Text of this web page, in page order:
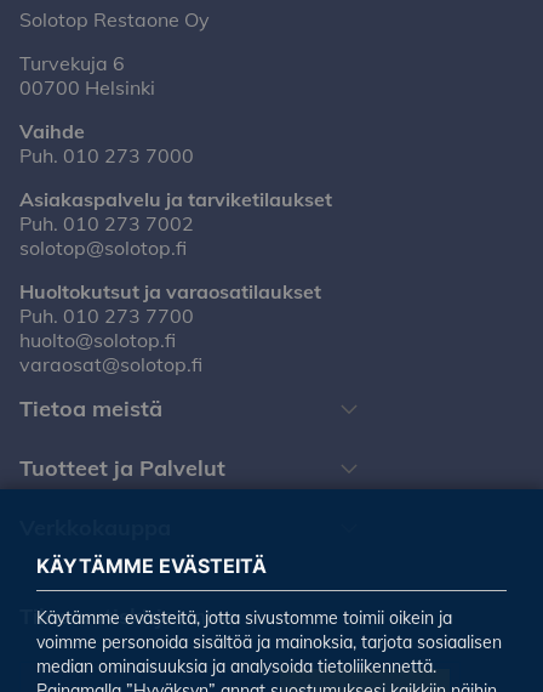
Solotop Restaone Oy
Turvekuja 6
00700 Helsinki
Vaihde
Puh. 010 273 7000
Asiakaspalvelu ja tarviketilaukset
Puh. 010 273 7002
solotop@solotop.fi
Huoltokutsut ja varaosatilaukset
Puh. 010 273 7700
huolto@solotop.fi
varaosat@solotop.fi
Tietoa meistä
Tuotteet ja Palvelut
Tilaa uutiskirjeemme
KÄYTÄMME EVÄSTEITÄ
Käytämme evästeitä, jotta sivustomme toimii oikein ja
voimme personoida sisältöä ja mainoksia, tarjota sosiaalisen
median ominaisuuksia ja analysoida tietoliikennettä.